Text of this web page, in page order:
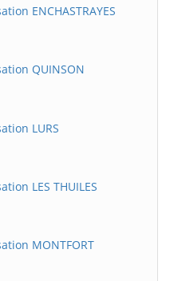
ENCHASTRAYES
QUINSON
LURS
LES THUILES
MONTFORT